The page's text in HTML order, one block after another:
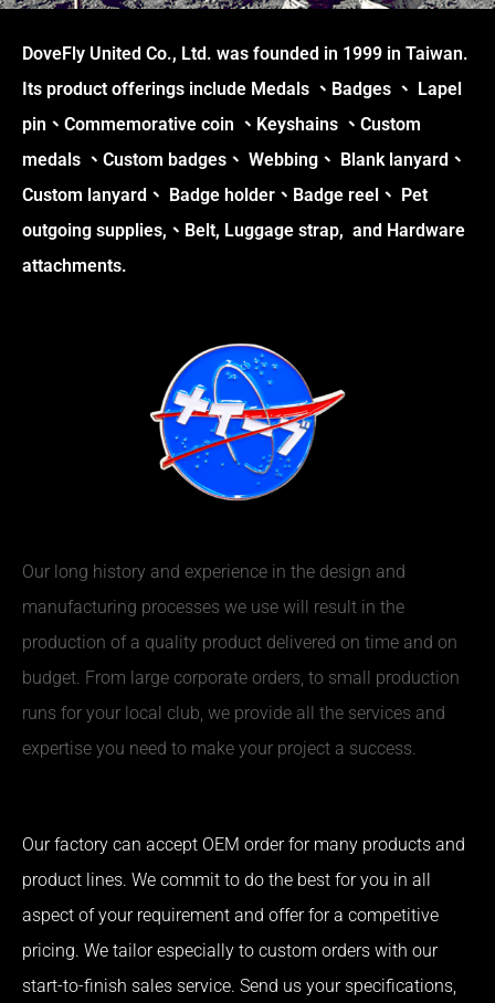
DoveFly United Co., Ltd. was founded in 1999 in Taiwan.
Its product offerings include Medals 、Badges 、 Lapel
pin、Commemorative coin 、Keyshains 、Custom
medals 、Custom badges、 Webbing、 Blank lanyard、
Custom lanyard、 Badge holder、Badge reel、 Pet
outgoing supplies,、Belt, Luggage strap, and Hardware
attachments.
Our long history and experience in the design and
manufacturing processes we use will result in the
production of a quality product delivered on time and on
budget. From large corporate orders, to small production
runs for your local club, we provide all the services and
expertise you need to make your project a success.
Our factory can accept OEM order for many products and
product lines. We commit to do the best for you in all
aspect of your requirement and offer for a competitive
pricing. We tailor especially to custom orders with our
start-to-finish sales service. Send us your specifications,